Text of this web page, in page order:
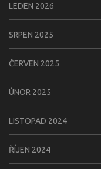
LEDEN 2026
SRPEN 2025
ČERVEN 2025
ÚNOR 2025
LISTOPAD 2024
ŘÍJEN 2024